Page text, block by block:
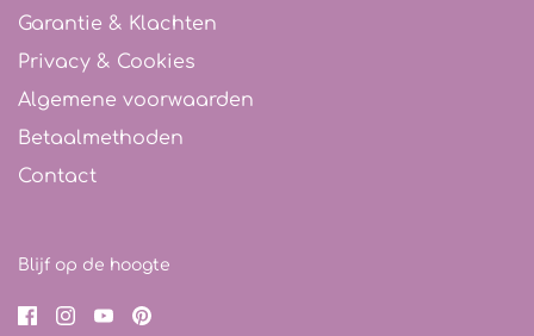
Garantie & Klachten
Privacy & Cookies
Algemene voorwaarden
Betaalmethoden
Contact
Blijf op de hoogte